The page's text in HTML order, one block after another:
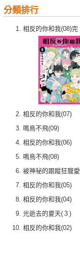
分類排行
相反的你和我(08)完
相反的你和我(07)
鳴鳥不飛(09)
相反的你和我(06)
鳴鳥不飛(08)
被神祕的跟蹤狂寵愛
相反的你和我(05)
相反的你和我(04)
光逝去的夏天(３)
相反的你和我(02)